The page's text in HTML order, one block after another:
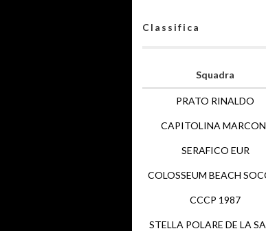
Classifica
Squadra
PRATO RINALDO
CAPITOLINA
SERAFICO EUR
COLOSSEUM BEACH
CCCP 1987
STELLA POLARE DE LA